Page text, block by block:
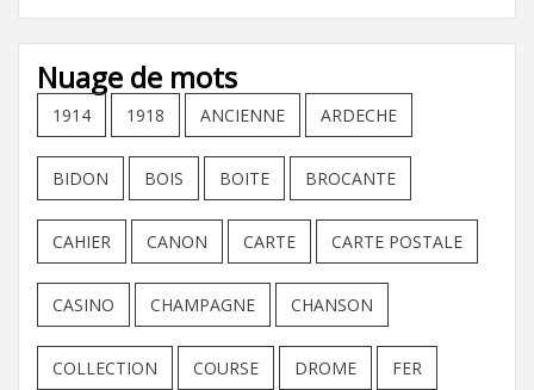
Nuage de mots
1914 1918 ANCIENNE ARDECHE
BIDON BOIS BOITE BROCANTE
CAHIER CANON CARTE CARTE POSTALE
CASINO CHAMPAGNE CHANSON
COLLECTION COURSE DROME FER